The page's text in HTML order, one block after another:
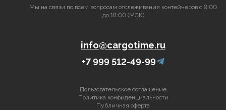
Мы на связи по всем вопросам отслеживания контейнеров с 9:00
до 18:00 (МСК)
info@cargotime.ru
+7 999 512-49-99
Пользовательское соглашение
Политика конфиденциальности
Публичная оферта